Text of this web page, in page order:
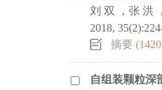
刘 双 ，张 洪
2018,
摘要 (1420
自组装颗粒深